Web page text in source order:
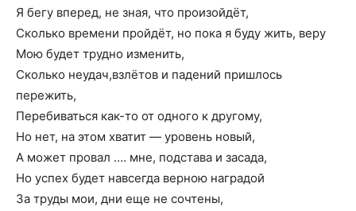
Я бегу вперед, не зная, что произойдёт,
Сколько времени пройдёт, но пока я буду жить, веру
Мою будет трудно изменить,
Сколько неудач,взлётов и падений пришлось
пережить,
Перебиваться как-то от одного к другому,
Но нет, на этом хватит — уровень новый,
А может провал …. мне, подстава и засада,
Но успех будет навсегда верною наградой
За труды мои, дни еще не сочтены,